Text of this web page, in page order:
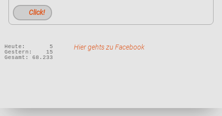
Click!
Heute:
5
Gestern:
15
Gesamt:
68.233
Hier gehts zu Facebook